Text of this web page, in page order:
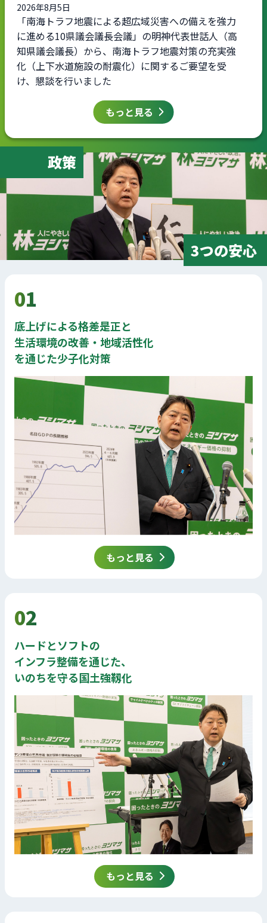
もっと見る
2026年8月5日
「南海トラフ地震による超広域災害への備えを強力
に進める10県議会議長会議」の明神代表世話人（高
知県議会議長）から、南海トラフ地震対策の充実強
化（上下水道施設の耐震化）に関するご要望を受
け、懇談を行いました
政策
3つの安心
01
底上げによる格差是正と
生活環境の改善・地域活性化
を通じた少子化対策
もっと見る
02
ハードとソフトの
インフラ整備を通じた、
いのちを守る国土強靱化
もっと見る